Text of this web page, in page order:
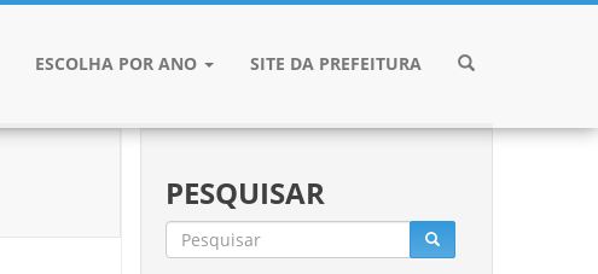
ESCOLHA POR ANO SITE DA PREFEITURA
PESQUISAR